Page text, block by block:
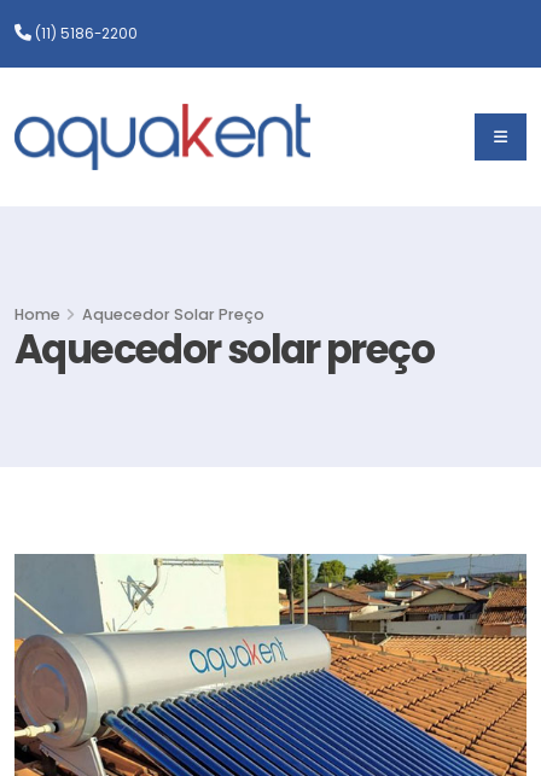
(11) 5186-2200
Aquecedor solar preço
Home Aquecedor Solar Preço